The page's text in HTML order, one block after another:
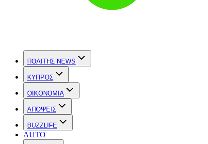
ΠΟΛΙΤΗΣ NEWS
ΚΥΠΡΟΣ
OIKONOMIA
ΑΠΟΨΕΙΣ
BUZZLIFE
AUTO